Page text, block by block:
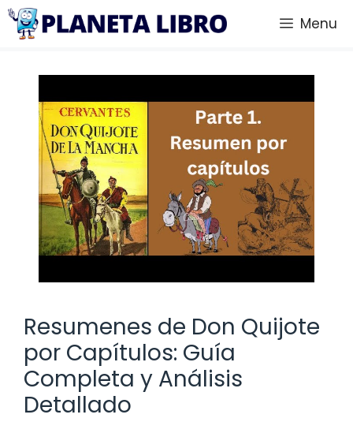
Saltar
Menu
Resumenes de Don Quijote
por Capítulos: Guía
Completa y Análisis
Detallado